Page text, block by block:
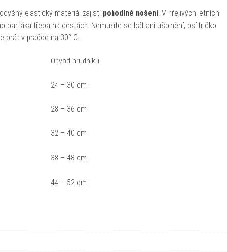
elastický materiál zajistí pohodlné nošení. V hřejivých letních
parťáka třeba na cestách. Nemusíte se bát ani ušpinění, psí tričko
prát v pračce na 30° C.
Obvod hrudníku
24 – 30 cm
28 – 36 cm
32 – 40 cm
38 – 48 cm
44 – 52 cm